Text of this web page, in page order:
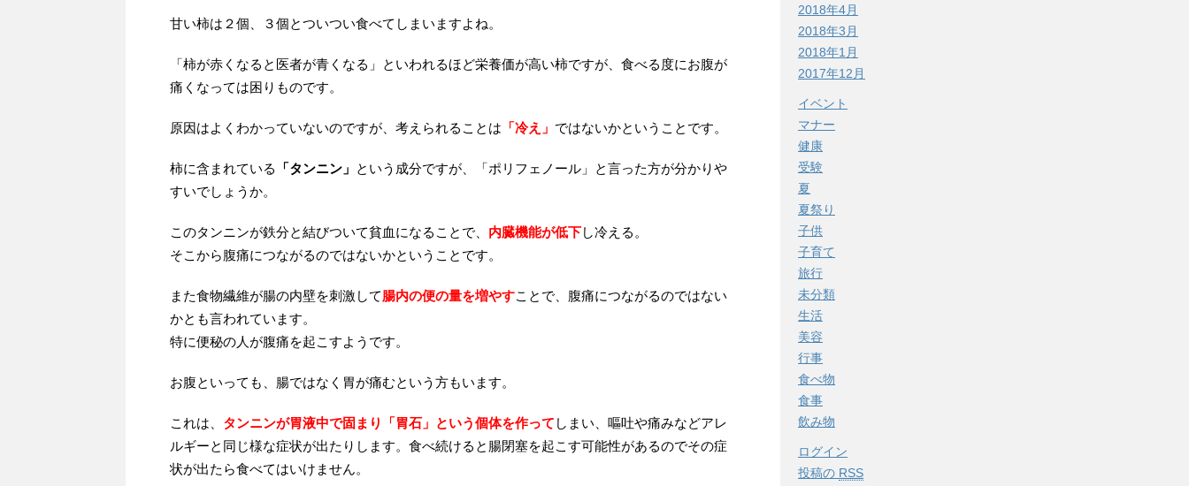
甘い柿は２個、３個とついつい食べてしまいますよね。
「柿が赤くなると医者が青くなる」といわれるほど栄養価が高い柿ですが、食べる度にお腹が
痛くなっては困りものです。
原因はよくわかっていないのですが、考えられることは 「冷え」 ではないかということです。
柿に含まれている 「タンニン」 という成分ですが、「ポリフェノール」と言った方が分かりや
すいでしょうか。
このタンニンが鉄分と結びついて貧血になることで、 内臓機能が低下し冷える。
そこから腹痛につながるのではないかということです。
また食物繊維が腸の内壁を刺激して腸内の便の量を増やすことで、腹痛につながるのではない
かとも言われています。
特に便秘の人が腹痛を起こすようです。
お腹といっても、腸ではなく胃が痛むという方もいます。
これは、 タンニンが胃液中で固まり「胃石」という個体を作って しまい、嘔吐や痛みなどアレ
ルギーと同じ様な症状が出たりします。食べ続けると腸閉塞を起こす可能性があるのでその症
状が出たら食べてはいけません。
2018年4月
2018年3月
2018年1月
2017年12月
イベント
マナー
健康
受験
夏
夏祭り
子供
子育て
旅行
未分類
生活
美容
行事
食べ物
食事
飲み物
ログイン
投稿の RSS